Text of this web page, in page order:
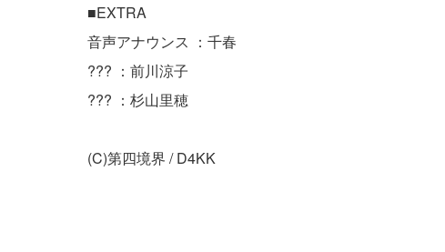
■EXTRA
音声アナウンス ：千春
??? ：前川涼子
??? ：杉山里穂
(C)第四境界 / D4KK